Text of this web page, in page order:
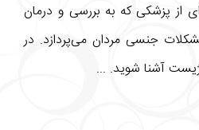
از پزشکی که به بررسی و درمان
جنسی مردان می‌پردازد. در
آشنا شوید. ...